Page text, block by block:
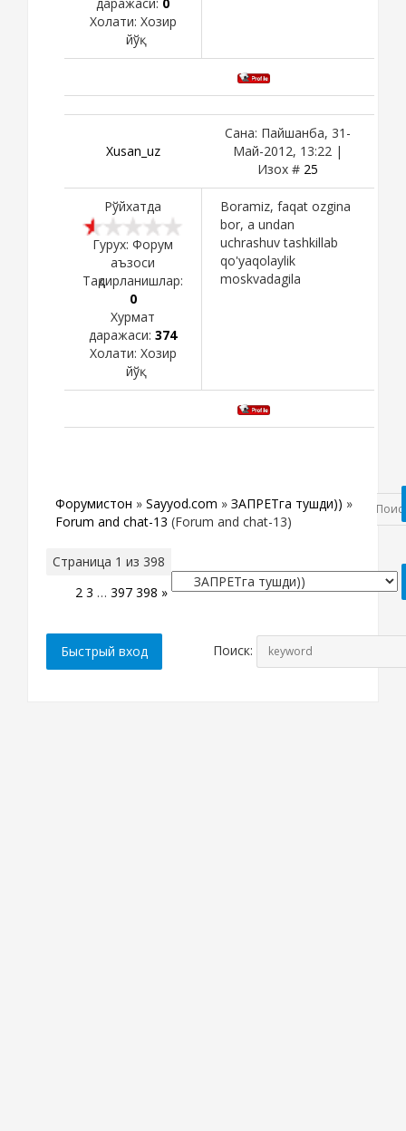
Холати: Хозир
йўқ
Xusan_uz
Сана: Пайшанба, 31-
Май-2012, 13:22 |
Изох # 25
Рўйхатда
Гурух: Форум
аъзоси
Тақдирланишлар:
0
Хурмат
даражаси: 374
Холати: Хозир
йўқ
Boramiz, faqat ozgina
bor, a undan
uchrashuv tashkillab
qo'yaqolaylik
moskvadagila
Форумистон » Sayyod.com » ЗАПРЕТга тушди)) »
Forum and chat-13 (Forum and chat-13)
Страница 1 из 398
2 3 … 397 398 »
Поиск: